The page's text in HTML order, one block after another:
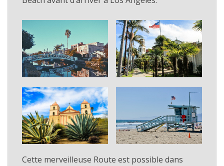
Cette merveilleuse Route est possible dans